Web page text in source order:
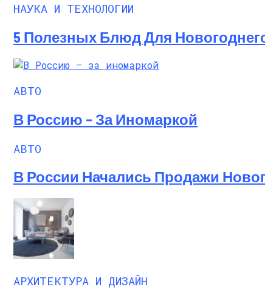
НАУКА И ТЕХНОЛОГИИ
5 Полезных Блюд Для
АВТО
В Россию – За Иномаркой
АВТО
В России Начались Продажи
АРХИТЕКТУРА И ДИЗАЙН